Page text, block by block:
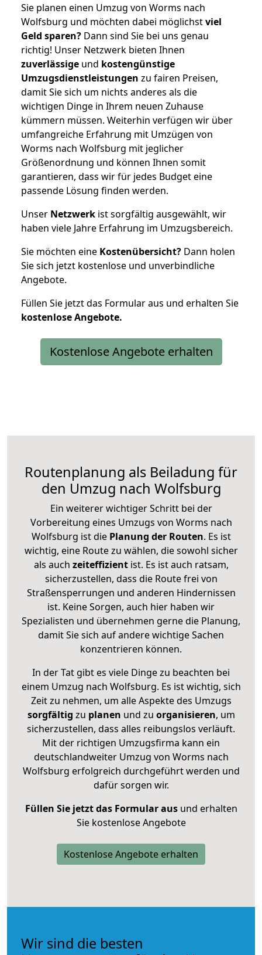
Sie planen einen Umzug von Worms nach
Wolfsburg und möchten dabei möglichstviel
Geld sparen? Dann sind Sie bei uns genau
richtig! Unser Netzwerk bieten Ihnen
zuverlässige und kostengünstige
Umzugsdienstleistungen zu fairen Preisen,
damit Sie sich um nichts anderes als die
wichtigen Dinge in Ihrem neuen Zuhause
kümmern müssen. Weiterhin verfügen wir über
umfangreiche Erfahrung mit Umzügen von
Worms nach Wolfsburg mit jeglicher
Größenordnung und können Ihnen somit
garantieren, dass wir für jedes Budget eine
passende Lösung finden werden.
Unser Netzwerk ist sorgfältig ausgewählt, wir
haben viele Jahre Erfahrung im Umzugsbereich.
Sie möchten eine Kostenübersicht? Dann holen
Sie sich jetzt kostenlose und unverbindliche
Angebote.
Füllen Sie jetzt das Formular aus und erhalten Sie
kostenloseAngebote.
Kostenlose Angebote erhalten
Routenplanung als Beiladung für
den Umzug nach Wolfsburg
Ein weiterer wichtiger Schritt bei der
Vorbereitung eines Umzugs von Worms nach
Wolfsburg ist diePlanung der Routen. Es ist
wichtig, eine Route zu wählen, die sowohl sicher
als auch zeiteffizientist. Es ist auch ratsam,
sicherzustellen, dass die Route frei von
Straßensperrungen und anderen Hindernissen
ist. Keine Sorgen, auch hier haben wir
Spezialisten und übernehmen gerne die Planung,
damit Sie sich auf andere wichtige Sachen
konzentrieren können.
In der Tat gibt es viele Dinge zu beachten bei
einem Umzug nach Wolfsburg. Es ist wichtig, sich
Zeit zu nehmen, um alle Aspekte des Umzugs
sorgfältig zu planen und zu organisieren, um
sicherzustellen, dass alles reibungslos verläuft.
Mit der richtigen Umzugsfirma kann ein
deutschlandweiter Umzug von Worms nach
Wolfsburg erfolgreich durchgeführt werden und
dafür sorgen wir.
Füllen Sie jetzt das Formular ausund erhalten
Sie kostenlose Angebote
Kostenlose Angebote erhalten
Wir sind die besten